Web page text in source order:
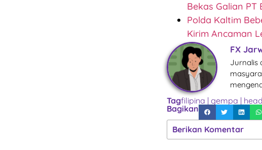
Bekas Galian PT
Polda Kaltim
Kirim Ancaman
FX
Jurnalis
Tagfilipina | gempa |
Bagikan
Berikan Komentar